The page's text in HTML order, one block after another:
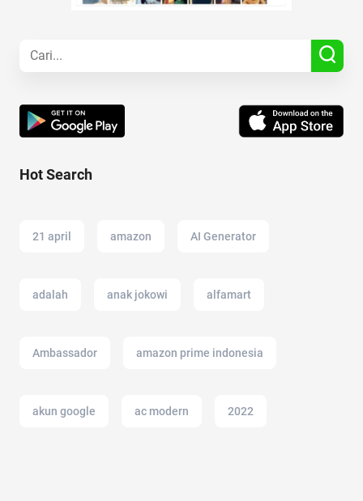
Hot Search
21 april amazon AI Generator
adalah anak jokowi alfamart
Ambassador amazon prime indonesia
akun google ac modern 2022